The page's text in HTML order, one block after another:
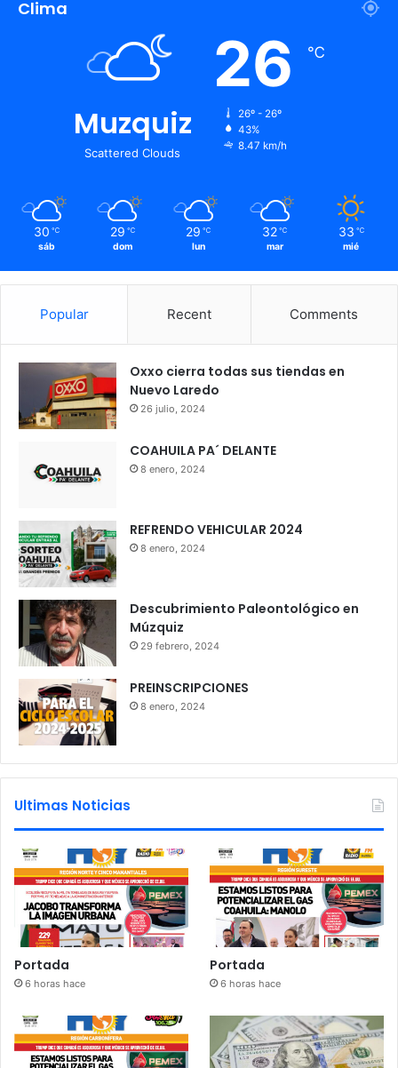
Clima
Muzquiz
Scattered Clouds
26 ℃
26º - 26º
43%
8.47 km/h
30 ℃
sáb
29 ℃
dom
29 ℃
lun
32 ℃
mar
33 ℃
mié
Popular Recent Comments
Oxxo cierra todas sus tiendas en
Nuevo Laredo
26 julio, 2024
COAHUILA PA´ DELANTE
8 enero, 2024
REFRENDO VEHICULAR 2024
8 enero, 2024
Descubrimiento Paleontológico en
Múzquiz
29 febrero, 2024
PREINSCRIPCIONES
8 enero, 2024
Ultimas Noticias
Portada
6 horas hace
Portada
6 horas hace